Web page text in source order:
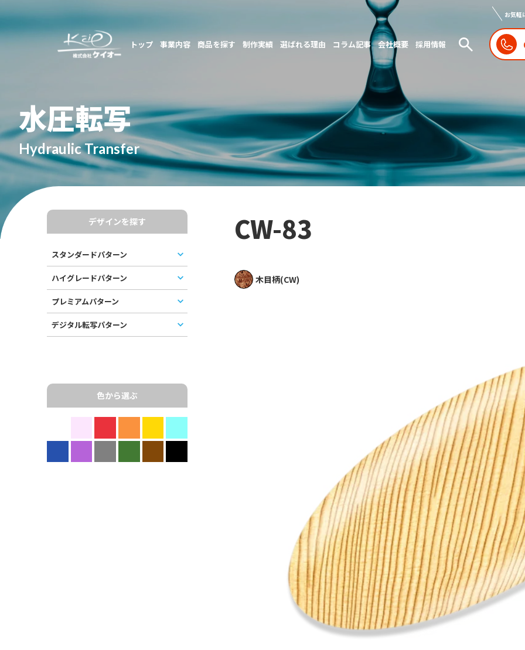
トップ 事業内容 商品を探す 制作実績 選ばれる理由 コラム記事 会社概要 採用情報
お気軽
水圧転写
Hydraulic Transfer
デザインを探す
スタンダードパターン
ハイグレードパターン
プレミアムパターン
デジタル転写パターン
色から選ぶ
CW-83
木目柄(CW)